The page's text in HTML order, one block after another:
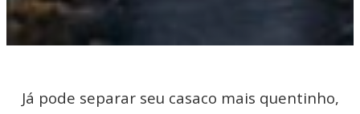
Já pode separar seu casaco mais quentinho,